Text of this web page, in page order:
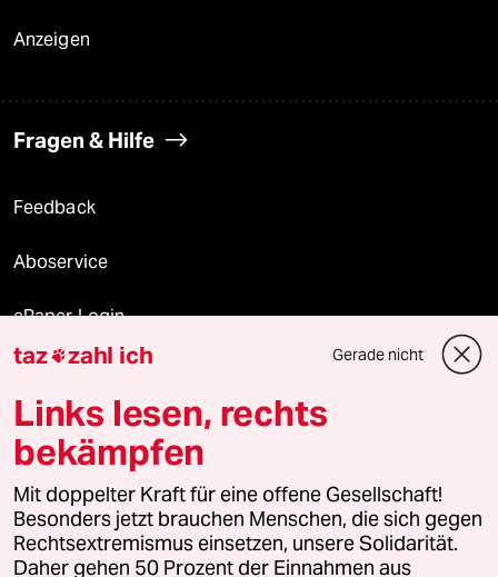
Anzeigen
Fragen & Hilfe
Feedback
Aboservice
ePaper Login
Downloads für Abonnierende
© 2026 taz Verlags und Vertriebs GmbH
Alle Rechte vorbehalten. Bei rechtlichen Fragen oder für Genehmigungen
wenden Sie sich bitte an
lizenzen@taz.de
taz zahl ich Gerade nicht
Links lesen, rechts
bekämpfen
Mit doppelter Kraft für eine offene Gesellschaft!
Besonders jetzt brauchen Menschen, die sich gegen
Rechtsextremismus einsetzen, unsere Solidarität.
Daher gehen 50 Prozent der Einnahmen aus